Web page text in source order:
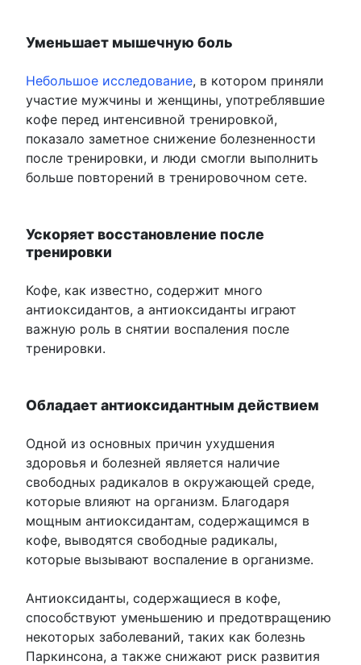
Уменьшает мышечную боль
Небольшое исследование, в котором приняли
участие мужчины и женщины, употреблявшие
кофе перед интенсивной тренировкой,
показало заметное снижение болезненности
после тренировки, и люди смогли выполнить
больше повторений в тренировочном сете.
Ускоряет восстановление после
тренировки
Кофе, как известно, содержит много
антиоксидантов, а антиоксиданты играют
важную роль в снятии воспаления после
тренировки.
Обладает антиоксидантным действием
Одной из основных причин ухудшения
здоровья и болезней является наличие
свободных радикалов в окружающей среде,
которые влияют на организм. Благодаря
мощным антиоксидантам, содержащимся в
кофе, выводятся свободные радикалы,
которые вызывают воспаление в организме.
Антиоксиданты, содержащиеся в кофе,
способствуют уменьшению и предотвращению
некоторых заболеваний, таких как болезнь
Паркинсона, а также снижают риск развития